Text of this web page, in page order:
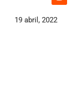
19 abril, 2022